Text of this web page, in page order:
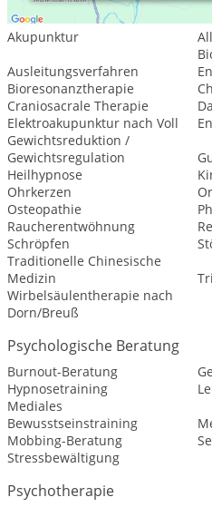
Traditionelle und
Akupunktur
Ausleitungsverfahren
Bioresonanztherapie
Craniosacrale Therapie
Elektroakupunktur nach Voll
Gewichtsreduktion /
Gewichtsregulation
Heilhypnose
Ohrkerzen
Osteopathie
Raucherentwöhnung
Schröpfen
Traditionelle Chinesische
Medizin
Wirbelsäulentherapie nach
Dorn/Breuß
Psychologische Beratung
Burnout-Beratung
Hypnosetraining
Mediales
Bewusstseinstraining
Mobbing-Beratung
Stressbewältigung
Psychotherapie